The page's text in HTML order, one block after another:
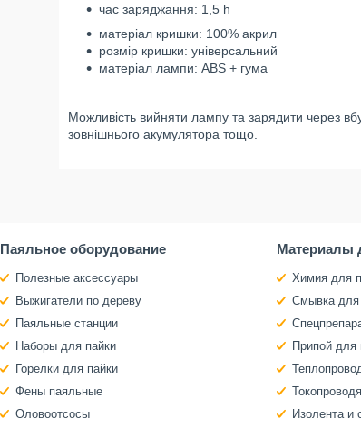
час заряджання: 1,5 h
матеріал кришки: 100% акрил
розмір кришки: універсальний
матеріал лампи: ABS + гума
Можливість вийняти лампу та зарядити через
зовнішнього акумулятора тощо.
Паяльное оборудование
Полезные аксессуары
Выжигатели по дереву
Паяльные станции
Наборы для пайки
Горелки для пайки
Фены паяльные
Оловоотсосы
Материалы
Химия для
Смывка для
Припой для
Изолента и